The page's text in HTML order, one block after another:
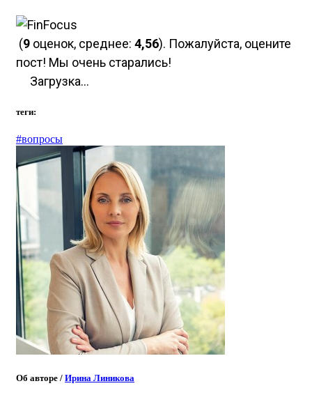
(9 оценок, среднее: 4,56). Пожалуйста, оцените
пост! Мы очень старались!
Загрузка...
теги:
#вопросы
Об авторе / Ирина Линикова